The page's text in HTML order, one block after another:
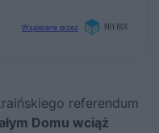
referendum
Domu wciąż